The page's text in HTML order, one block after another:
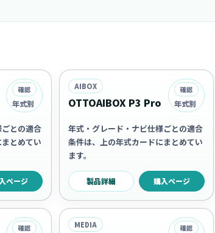
確認
年式別
との適合
とめてい
ページ
AIBOX
OTTOAIBOX P3 Pro
確認
年式別
年式・グレード・ナビ仕様ごとの適合
条件は、上の年式カードにまとめてい
ます。
製品詳細 購入ページ
確認 MEDIA 確認